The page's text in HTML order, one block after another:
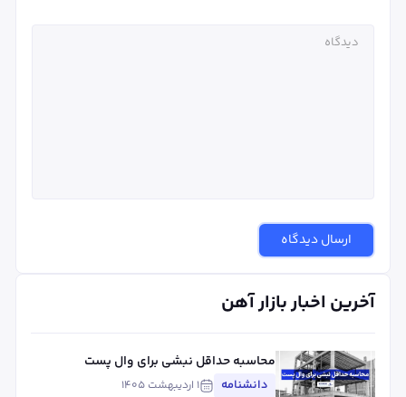
ارسال دیدگاه
آخرین اخبار بازار آهن
محاسبه حداقل نبشی برای وال پست
دانشنامه ۱ اردیبهشت ۱۴۰۵